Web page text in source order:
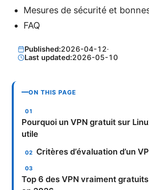
Mesures de sécurité et
FAQ
Published:2026-04-12·
Last updated:2026-05-10
ON THIS PAGE
Pourquoi un VPN gratuit sur
utile
Critères d’évaluation d’un
Top 6 des VPN vraiment